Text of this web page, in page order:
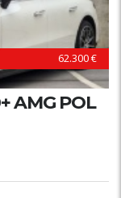
62.300 €
AMG POL